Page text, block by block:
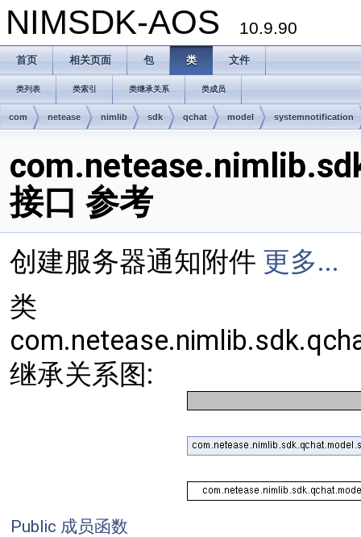
NIMSDK-AOS 10.9.90
首页 相关页面 包 类 文件
类列表 类索引 类继承关系 类成员
com netease nimlib sdk qchat model systemnotification
接口 参考
创建服务器通知附件 更多...
类
继承关系图:
Public 成员函数